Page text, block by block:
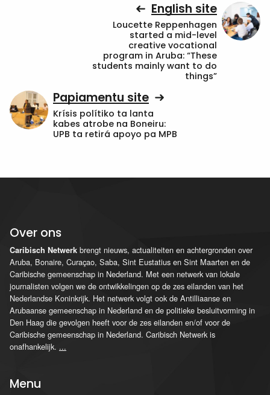
English site
Loucette Reppenhagen
started a mid-level
creative vocational
program in Aruba: “These
students mainly want to do
things”
Papiamentu site
Krísis polítiko ta lanta
kabes atrobe na Boneiru:
UPB ta retirá apoyo pa MPB
Over ons
Caribisch Netwerk brengt nieuws, actualiteiten en achtergronden over
Aruba, Bonaire, Curaçao, Saba, Sint Eustatius en Sint Maarten en de
Caribische gemeenschap in Nederland. Met een netwerk van lokale
journalisten volgen we de ontwikkelingen op de zes eilanden van het
Nederlandse Koninkrijk. Het netwerk volgt ook de Antilliaanse en
Arubaanse gemeenschap in Nederland en de politieke besluitvorming in
Den Haag die gevolgen heeft voor de zes eilanden en/of voor de
Caribische gemeenschap in Nederland. Caribisch Netwerk is
onafhankelijk. ...
Menu